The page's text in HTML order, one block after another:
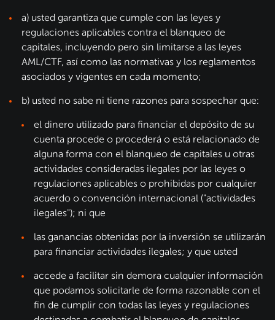
a) usted garantiza que cumple con las leyes y
regulaciones aplicables contra el blanqueo de
capitales, incluyendo pero sin limitarse a las leyes
AML/CTF, así como las normativas y los reglamentos
asociados y vigentes en cada momento;
b) usted no sabe ni tiene razones para sospechar que:
el dinero utilizado para financiar el depósito de su
cuenta procede o procederá o está relacionado de
alguna forma con el blanqueo de capitales u otras
actividades consideradas ilegales por las leyes o
regulaciones aplicables o prohibidas por cualquier
acuerdo o convención internacional ("actividades
ilegales"); ni que
las ganancias obtenidas por la inversión se utilizarán
para financiar actividades ilegales; y que usted
accede a facilitar sin demora cualquier información
que podamos solicitarle de forma razonable con el
fin de cumplir con todas las leyes y regulaciones